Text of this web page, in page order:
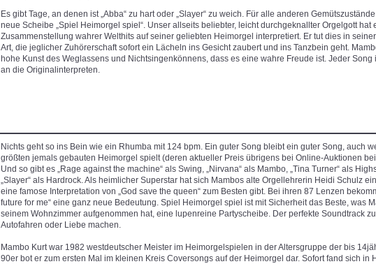
Es gibt Tage, an denen ist „Abba“ zu hart oder „Slayer“ zu weich. Für alle anderen
neue Scheibe „Spiel Heimorgel spiel“. Unser allseits beliebter, leicht durchgeknallter Orgelgott hat
Zusammenstellung wahrer Welthits auf seiner geliebten Heimorgel interpretiert. Er tut dies in
Art, die jeglicher Zuhörerschaft sofort ein Lächeln ins Gesicht zaubert und ins Tanzbein geht.
hohe Kunst des Weglassens und Nichtsingenkönnens, dass es eine wahre Freude ist. Jeder Song
an die Originalinterpreten.
Nichts geht so ins Bein wie ein Rhumba mit 124 bpm. Ein guter Song bleibt ein guter Song, auch
größten jemals gebauten Heimorgel spielt (deren aktueller Preis übrigens bei Online-Auktionen
Und so gibt es „Rage against the machine“ als Swing, „Nirvana“ als Mambo, „Tina Turner“ als
„Slayer“ als Hardrock. Als heimlicher Superstar hat sich Mambos alte Orgellehrerin Heidi Schulz
eine famose Interpretation von „God save the queen“ zum Besten gibt. Bei ihren 87 Lenzen
future for me“ eine ganz neue Bedeutung. Spiel Heimorgel spiel ist mit Sicherheit das Beste, was
seinem Wohnzimmer aufgenommen hat, eine lupenreine Partyscheibe. Der perfekte Soundtrack
Autofahren oder Liebe machen.
Mambo Kurt war 1982 westdeutscher Meister im Heimorgelspielen in der Altersgruppe der bis
90er bot er zum ersten Mal im kleinen Kreis Coversongs auf der Heimorgel dar. Sofort fand sich in